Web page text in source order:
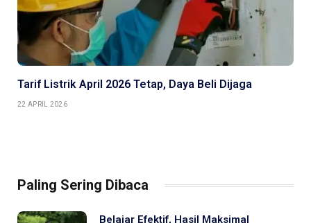
Tarif Listrik April 2026 Tetap, Daya Beli Dijaga
22 APRIL 2026
Paling Sering Dibaca
Belajar Efektif, Hasil Maksimal